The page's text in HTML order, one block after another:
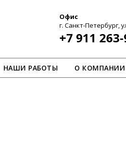
Офис
г. Санкт-Петербург,
+7 911
НАШИ РАБОТЫ О КОМПАНИИ